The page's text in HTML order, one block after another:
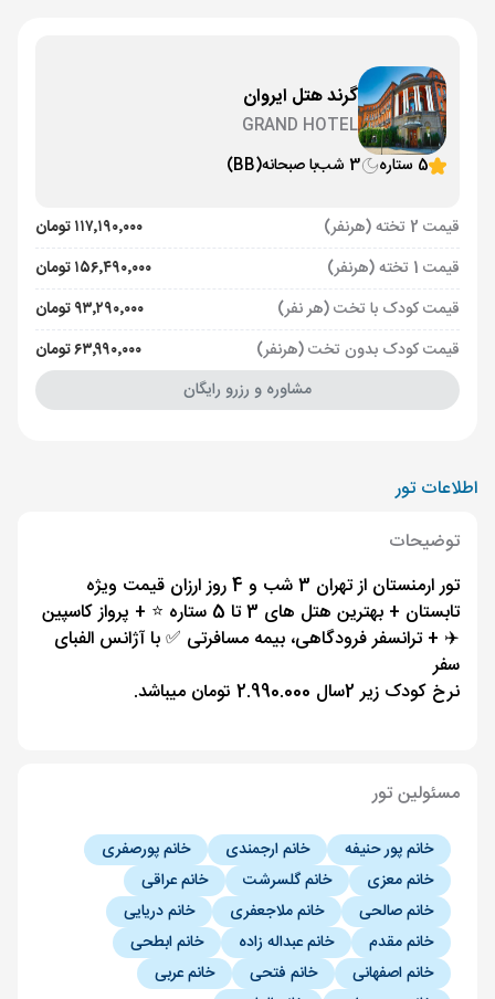
گرند هتل ایروان
GRAND HOTEL
5 ستاره
3 شب با صبحانه(BB)
قیمت 2 تخته (هرنفر)
۱۱۷٬۱۹۰٬۰۰۰ تومان
قیمت 1 تخته (هرنفر)
۱۵۶٬۴۹۰٬۰۰۰ تومان
قیمت کودک با تخت (هر نفر)
۹۳٬۲۹۰٬۰۰۰ تومان
قیمت کودک بدون تخت (هرنفر)
۶۳٬۹۹۰٬۰۰۰ تومان
مشاوره و رزرو رایگان
اطلاعات تور
توضیحات
تور ارمنستان از تهران 3 شب و 4 روز ارزان قیمت ویژه
تابستان + بهترین هتل های 3 تا 5 ستاره ⭐️ + پرواز کاسپین
✈️ + ترانسفر فرودگاهی، بیمه مسافرتی ✅ با آژانس الفبای
سفر
نرخ کودک زیر 2سال 2.990.000 تومان میباشد.
مسئولین تور
خانم پور حنیفه خانم ارجمندی
خانم پورصفری
خانم معزی
خانم گلسرشت
خانم عراقی
خانم صالحی
خانم ملاجعفری
خانم دریایی
خانم مقدم
خانم عبداله زاده
خانم ابطحی
خانم اصفهانی
خانم فتحی
خانم عربی